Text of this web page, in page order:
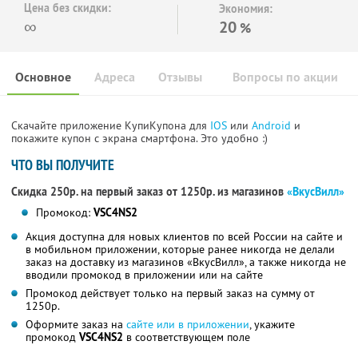
Цена без скидки:
∞
Экономия:
20 %
Основное Отзывы Вопросы по акции
Адреса
Скачайте приложение КупиКупона для IOS или Android и
покажите купон с экрана смартфона. Это удобно :)
ЧТО ВЫ ПОЛУЧИТЕ
Скидка 250р. на первый заказ от 1250р. из магазинов «ВкусВилл»
Промокод: VSC4NS2
Акция доступна для новых клиентов по всей России на сайте и
в мобильном приложении, которые ранее никогда не делали
заказ на доставку из магазинов «ВкусВилл», а также никогда не
вводили промокод в приложении или на сайте
Промокод действует только на первый заказ на сумму от
1250р.
Оформите заказ на сайте или в приложении, укажите
промокод VSC4NS2 в соответствующем поле